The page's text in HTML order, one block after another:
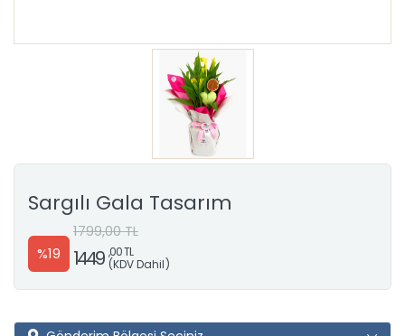
Sargılı Gala Tasarım
%19
1799,00 TL
1449 ,00 TL
(KDV Dahil)